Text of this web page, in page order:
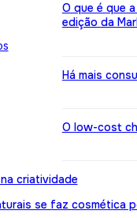
O que é que
edição da
Há mais
O low-cost
criatividade
se faz cosmética